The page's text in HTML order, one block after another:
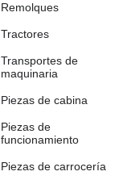
Remolques
Tractores
Transportes de
maquinaria
Piezas de cabina
Piezas de
funcionamiento
Piezas de carrocería